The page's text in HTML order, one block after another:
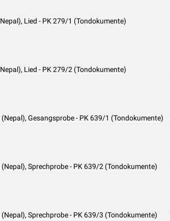
Lied - PK 279/1 (Tondokumente)
Lied - PK 279/2 (Tondokumente)
Gesangsprobe - PK 639/1 (Tondokumente)
Sprechprobe - PK 639/2 (Tondokumente)
Sprechprobe - PK 639/3 (Tondokumente)